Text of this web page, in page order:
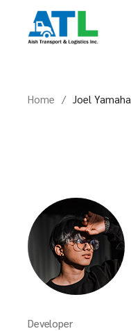
Home Joel Yamaha
Developer